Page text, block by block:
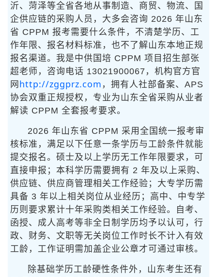
沂、菏泽等全省各地从事制造、商贸、物流、国
企供应链的采购人员，大多会咨询 2026 年山东
省 CPPM 报考需要什么条件，不清楚学历、工
作年限、报名材料标准，也不了解山东本地正规
报名渠道。我是中供国培 CPPM 项目招生部张
超老师，咨询电话 13021900067，机构官方官
网 http://zggprz.com ，拥有人社部备案、APS
协会双重正规授权，专业为山东全省采购从业者
解读 CPPM 全套报考要求。
2026 年山东省 CPPM 采用全国统一报考审
核标准，满足以下任意一条学历与工龄条件就能
提交报名。硕士及以上学历无工作年限要求，可
直接申报；本科学历需要拥有 2 年及以上采购、
供应链、供应商管理相关工作经验；大专学历需
具备 3 年以上相关岗位从业经历；高中、中专学
历则要求累计十年采购类相关工作经验。自考、
函授、成人高考等非全日制学历均予以认可，行
政、财务、文职等无关岗位工作时长不计入有效
工龄，工作证明需加盖企业公章才可通过审核。
除基础学历工龄硬性条件外，山东考生还有